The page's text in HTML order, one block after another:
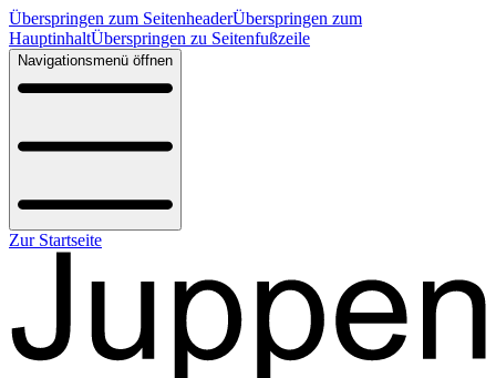
Überspringen zum SeitenheaderÜberspringen zum
HauptinhaltÜberspringen zu Seitenfußzeile
Navigationsmenü öffnen
Zur Startseite